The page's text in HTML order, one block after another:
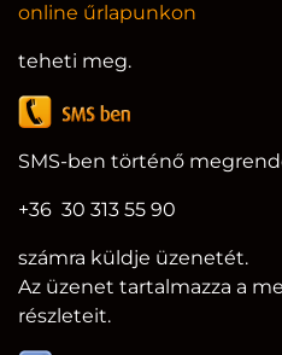
online űrlapunkon
teheti meg.
SMS-ben történő
+36 30 313 55 90
számra küldje üzenetét.
Az üzenet tartalmazza a
részleteit.